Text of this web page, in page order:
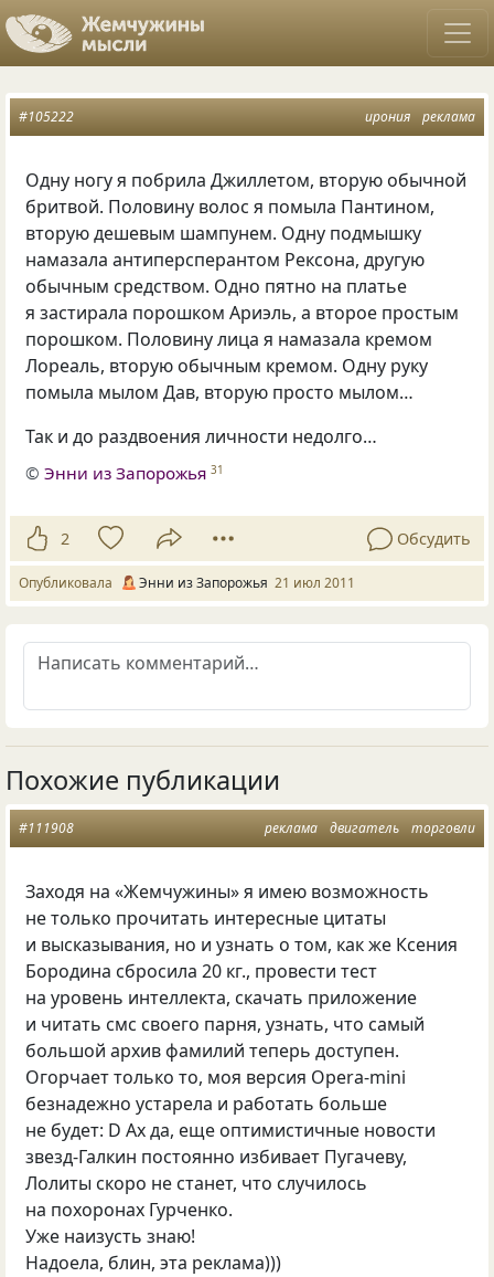
ирония реклама
#105222
Одну ногу я побрила Джиллетом, вторую обычной
бритвой. Половину волос я помыла Пантином,
вторую дешевым шампунем. Одну подмышку
намазала антиперсперантом Рексона, другую
обычным средством. Одно пятно на платье
я застирала порошком Ариэль, а второе простым
порошком. Половину лица я намазала кремом
Лореаль, вторую обычным кремом. Одну руку
помыла мылом Дав, вторую просто мылом…
Так и до раздвоения личности недолго…
©Энни из Запорожья 31
2 Обсудить
Опубликовала Энни из Запорожья 21 июл 2011
Похожие публикации
реклама двигатель торговли
#111908
Заходя на «Жемчужины» я имею возможность
не только прочитать интересные цитаты
и высказывания, но и узнать о том, как же Ксения
Бородина сбросила 20 кг., провести тест
на уровень интеллекта, скачать приложение
и читать смс своего парня, узнать, что самый
большой архив фамилий теперь доступен.
Огорчает только то, моя версия Оpеrа-mini
безнадежно устарела и работать больше
не будет: D Ах да, еще оптимистичные новости
звезд-Галкин постоянно избивает Пугачеву,
Лолиты скоро не станет, что случилось
на похоронах Гурченко.
Уже наизусть знаю!
Надоела, блин, эта реклама)))